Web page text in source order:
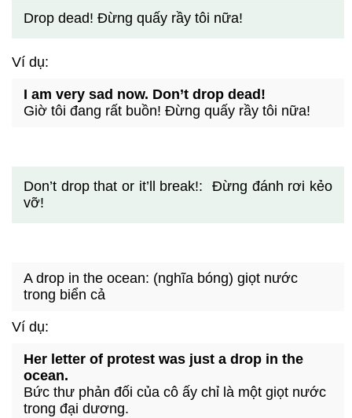
Drop dead! Đừng quấy rầy tôi nữa!
Ví dụ:
I am very sad now. Don’t drop dead!
Giờ tôi đang rất buồn! Đừng quấy rầy tôi nữa!
Don’t drop that or it’ll break!: Đừng đánh rơi kẻo
vỡ!
A drop in the ocean: (nghĩa bóng) giọt nước
trong biển cả
Ví dụ:
Her letter of protest was just a drop in the
ocean.
Bức thư phản đối của cô ấy chỉ là một giọt nước
trong đại dương.